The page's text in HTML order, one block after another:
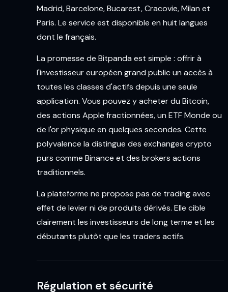
Madrid, Barcelone, Bucarest, Cracovie, Milan et
Paris. Le service est disponible en huit langues
dont le français.
La promesse de Bitpanda est simple : offrir à
l'investisseur européen grand public un accès à
toutes les classes d'actifs depuis une seule
application. Vous pouvez y acheter du Bitcoin,
des actions Apple fractionnées, un ETF Monde ou
de l'or physique en quelques secondes. Cette
polyvalence la distingue des exchanges crypto
purs comme Binance et des brokers actions
traditionnels.
La plateforme ne propose pas de trading avec
effet de levier ni de produits dérivés. Elle cible
clairement les investisseurs de long terme et les
débutants plutôt que les traders actifs.
Régulation et sécurité